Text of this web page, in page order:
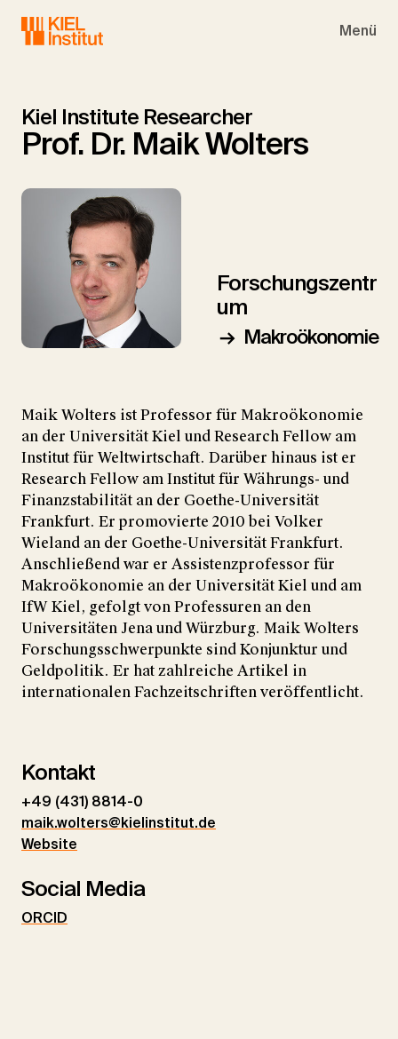
Menü
Kiel Institute Researcher
Prof. Dr. Maik Wolters
Forschungszentr
um
Makroökonomie
Maik Wolters ist Professor für Makroökonomie
an der Universität Kiel und Research Fellow am
Institut für Weltwirtschaft. Darüber hinaus ist er
Research Fellow am Institut für Währungs- und
Finanzstabilität an der Goethe-Universität
Frankfurt. Er promovierte 2010 bei Volker
Wieland an der Goethe-Universität Frankfurt.
Anschließend war er Assistenzprofessor für
Makroökonomie an der Universität Kiel und am
IfW Kiel, gefolgt von Professuren an den
Universitäten Jena und Würzburg. Maik Wolters
Forschungsschwerpunkte sind Konjunktur und
Geldpolitik. Er hat zahlreiche Artikel in
internationalen Fachzeitschriften veröffentlicht.
Kontakt
+49 (431) 8814-0
maik.wolters@kielinstitut.de
Website
Social Media
ORCID